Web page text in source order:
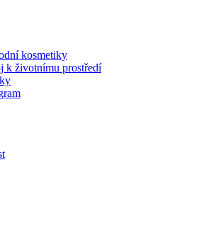
kosmetiky
k životnímu prostředí